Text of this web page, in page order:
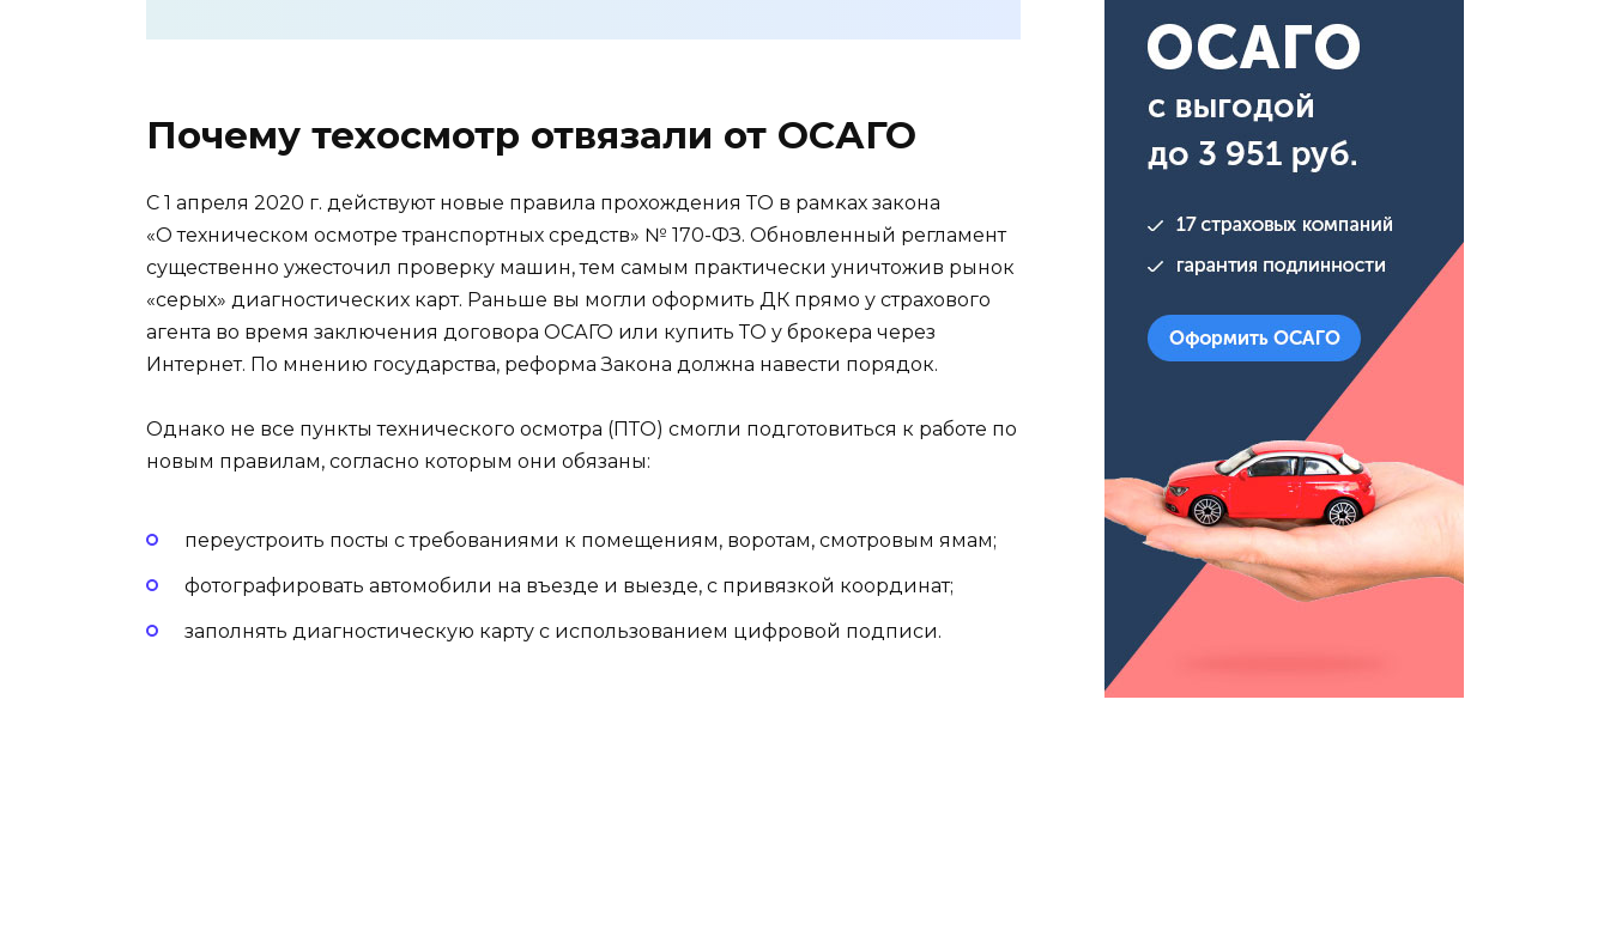
Почему техосмотр отвязали от ОСАГО
С 1 апреля 2020 г. действуют новые правила прохождения ТО в рамках закона
«О техническом осмотре транспортных средств» № 170-ФЗ. Обновленный регламент
существенно ужесточил проверку машин, тем самым практически уничтожив рынок
«серых» диагностических карт. Раньше вы могли оформить ДК прямо у страхового
агента во время заключения договора ОСАГО или купить ТО у брокера через
Интернет. По мнению государства, реформа Закона должна навести порядок.
Однако не все пункты технического осмотра (ПТО) смогли подготовиться к работе по
новым правилам, согласно которым они обязаны:
переустроить посты с требованиями к помещениям, воротам, смотровым ямам;
фотографировать автомобили на въезде и выезде, c привязкой координат;
заполнять диагностическую карту с использованием цифровой подписи.